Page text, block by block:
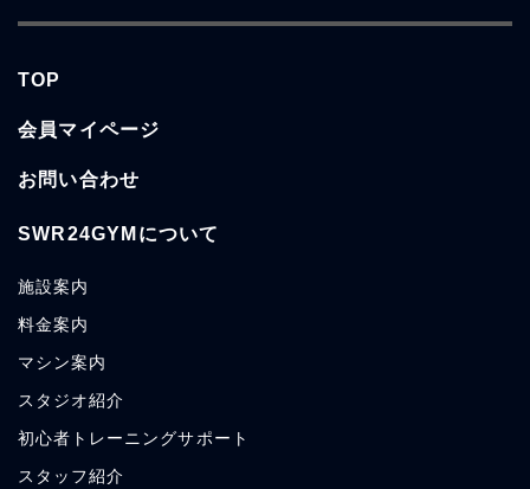
TOP
会員マイページ
お問い合わせ
SWR24GYMについて
施設案内
料金案内
マシン案内
スタジオ紹介
初心者トレーニングサポート
スタッフ紹介